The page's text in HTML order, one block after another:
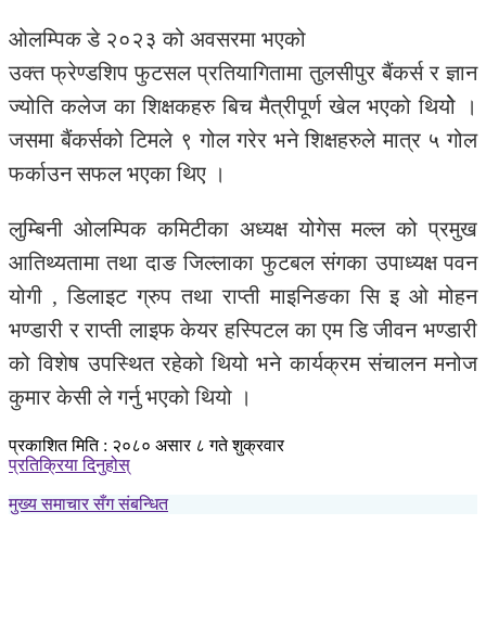
ओलम्पिक डे २०२३ को अवसरमा भएको
उक्त फ्रेण्डशिप फुटसल प्रतियागितामा तुलसीपुर बैंकर्स र ज्ञान
ज्योति कलेज का शिक्षकहरु बिच मैत्रीपूर्ण खेल भएको थियोे ।
जसमा बैंकर्सको टिमले ९ गोल गरेर भने शिक्षहरुले मात्र ५ गोल
फर्काउन सफल भएका थिए ।
लुम्बिनी ओलम्पिक कमिटीका अध्यक्ष योगेस मल्ल को प्रमुख
आतिथ्यतामा तथा दाङ जिल्लाका फुटबल संगका उपाध्यक्ष पवन
योगी , डिलाइट ग्रुप तथा राप्ती माइनिङका सि इ ओ मोहन
भण्डारी र राप्ती लाइफ केयर हस्पिटल का एम डि जीवन भण्डारी
को विशेष उपस्थित रहेको थियो भने कार्यक्रम संचालन मनोज
कुमार केसी ले गर्नु भएको थियो ।
प्रकाशित मिति : २०८० असार ८ गते शुक्रवार
प्रतिक्रिया दिनुहोस्
मुख्य समाचार सँग संबन्धित